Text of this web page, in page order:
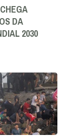
DA
2030